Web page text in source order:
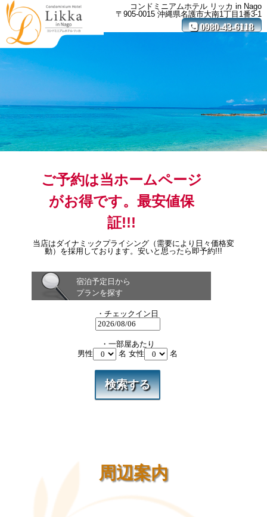
MENU
コンドミニアムホテル リッカ in Nago
〒905-0015 沖縄県名護市大南1丁目1番3-1
0980-43-6118
ご予約は当ホームページ
がお得です。最安値保
証!!!
当店はダイナミックプライシング（需要により日々価格変
動）を採用しております。安いと思ったら即予約!!!
宿泊予定日から
プランを探す
・チェックイン日
・一部屋あたり
男性
名 女性 名
周辺案内